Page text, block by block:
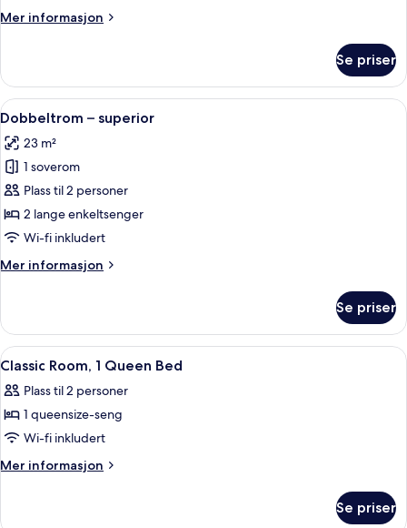
Mer informasjon
Mer
–
junior
Se priser
Åpne
alle
bildene
av
Dobbeltrom
–
superior
5
Dobbeltrom – superior
23 m²
1 soverom
Plass til 2 personer
2 lange enkeltsenger
Wi-fi inkludert
Mer informasjon
Mer
–
superior
Se priser
Åpne
alle
bildene
av
Classic
Room,
Bed
Allergitestet sengetøy, dundyner,
5
Classic Room, 1 Queen Bed
Plass til 2 personer
1 queensize-seng
Wi-fi inkludert
Mer informasjon
Mer
Se priser